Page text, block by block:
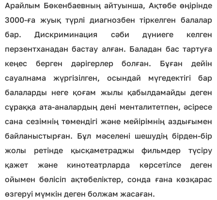
Арайлым Бөкенбаевның айтуынша, Ақтөбе өңірінде
3000-ға жуық түрлі диагнозбен тіркелген балалар
бар. Дискриминация сәби дүниеге келген
перзентханадан бастау алған. Баладан бас тартуға
кеңес берген дәрігерлер болған. Бұған дейін
сауалнама жүргізілген, осындай мүгедектігі бар
балаларды неге қоғам жылы қабылдамайды деген
сұраққа ата-аналардың дені менталитетпен, әсіресе
сана сезімнің төмендігі және мейірімнің аздығымен
байланыстырған. Бұл мәселені шешудің бірден-бір
жолы ретінде қысқаметраджы фильмдер түсіру
қажет және кинотеатрларда көрсетілсе деген
ойымен бөлісіп ақтөбеліктер, сонда ғана көзқарас
өзгеруі мүмкін деген болжам жасаған.